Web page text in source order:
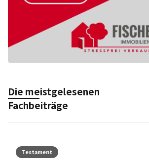
Die meistgelesenen
Fachbeiträge
Testament